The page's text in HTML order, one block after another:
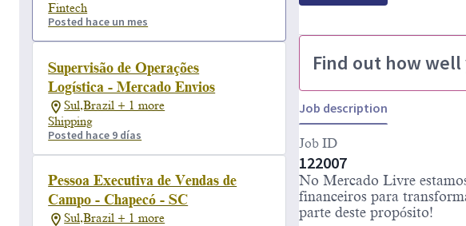
Fintech
Posted hace un mes
Supervisão de Operações
Logística - Mercado Envios
Sul,Brazil + 1 more
Shipping
Posted hace 9 días
Pessoa Executiva de Vendas de
Campo - Chapecó - SC
Sul,Brazil + 1 more
Find out how
Job description
Job ID
122007
No Mercado Livre
financeiros para
parte deste propósito!